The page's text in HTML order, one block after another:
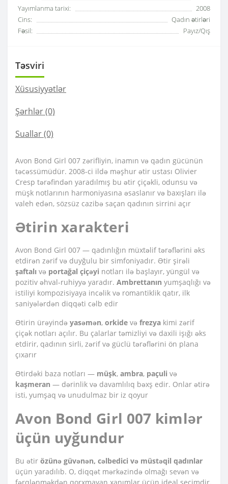
Yayımlanma tarixi:
2008
Cins:
Qadın ətirləri
Fəsil:
Payız/Qış
Təsviri
Xüsusiyyətlər
Şərhlər (0)
Suallar(0)
Avon Bond Girl 007 zərifliyin, inamın və qadın gücünün
təcəssümüdür. 2008-ci ildə məşhur ətir ustası Olivier
Cresp tərəfindən yaradılmış bu ətir çiçəkli, odunsu və
müşk notlarının harmoniyasına əsaslanır və baxışları ilə
valeh edən, sözsüz cazibə saçan qadının sirrini açır
Ətirin xarakteri
Avon Bond Girl 007 — qadınlığın müxtəlif tərəflərini əks
etdirən zərif və duyğulu bir simfoniyadır. Ətir şirəli
şaftalı və portağal çiçəyi notları ilə başlayır, yüngül və
pozitiv əhval-ruhiyyə yaradır. Ambrettanın yumşaqlığı və
istiliyi kompozisiyaya incəlik və romantiklik qatır, ilk
saniyələrdən diqqəti cəlb edir
Ətirin ürəyində yasəmən, orkide və frezya kimi zərif
çiçək notları açılır. Bu çalarlar təmizliyi və daxili işığı əks
etdirir, qadının sirli, zərif və güclü tərəflərini ön plana
çıxarır
Ətirdəki baza notları — müşk, ambra, paçuli və
kaşmeran — dərinlik və davamlılıq bəxş edir. Onlar ətirə
isti, yumşaq və unudulmaz bir iz qoyur
Avon Bond Girl 007 kimlər
üçün uyğundur
Bu ətir özünə güvənən, cəlbedici və müstəqil qadınlar
üçün yaradılıb. O, diqqət mərkəzində olmağı sevən və